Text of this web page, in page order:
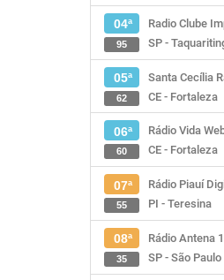
04ª
Radio Clube
SP -
95
05ª
Santa Cecília
CE - Fortaleza
62
06ª
Rádio Vida
CE - Fortaleza
60
07ª
Rádio Piauí
PI - Teresina
55
08ª
Rádio Antena 1
SP - São Paulo
35